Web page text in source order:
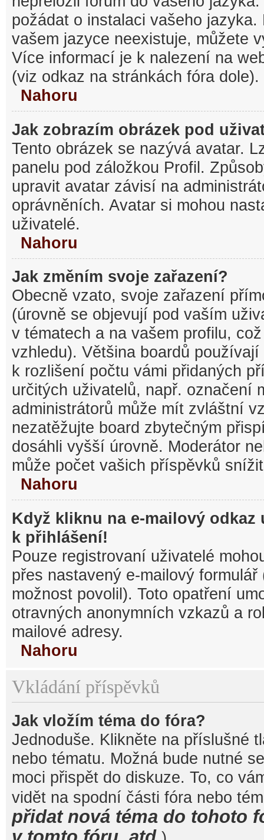
požádat o instalaci vašeho
vašem jazyce neexistuje, můžete
Více informací je k nalezení na
(viz odkaz na stránkách fóra dole).
Nahoru
Jak zobrazím obrázek pod
Tento obrázek se nazývá avatar.
panelu pod záložkou Profil.
upravit avatar závisí na
oprávněních. Avatar si mohou
uživatelé.
Nahoru
Jak změním svoje zařazení?
Obecně vzato, svoje zařazení
(úrovně se objevují pod vaším
v tématech a na vašem profilu,
vzhledu). Většina boardů
k rozlišení počtu vámi přidaných
určitých uživatelů, např. označení
administrátorů může mít zvláštní
nezatěžujte board zbytečným
dosáhli vyšší úrovně. Moderátor
může počet vašich příspěvků
Nahoru
Když kliknu na e-mailový odkaz
k přihlášení!
Pouze registrovaní uživatelé
přes nastavený e-mailový
možnost povolil). Toto opatření
otravných anonymních vzkazů a
mailové adresy.
Nahoru
Vkládání příspěvků
Jak vložím téma do fóra?
Jednoduše. Klikněte na příslušné
nebo tématu. Možná bude nutné
moci přispět do diskuze. To, co
vidět na spodní části fóra nebo
přidat nová téma do tohoto